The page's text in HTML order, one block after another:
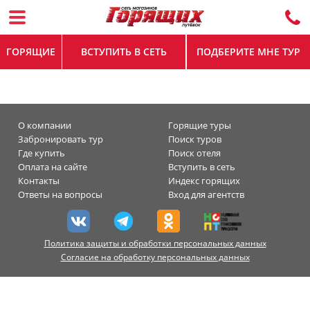
ГОРЯЩИЕ ВСТУПИТЬ В СЕТЬ ПОДБЕРИТЕ МНЕ ТУР
О компании
Горящие туры
Забронировать тур
Поиск туров
Где купить
Поиск отеля
Оплата на сайте
Вступить в сеть
Контакты
Индекс горящих
Ответы на вопросы
Вход для агентств
Политика защиты и обработки персональных данных
Согласие на обработку персональных данных